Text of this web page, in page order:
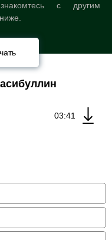
с другим
03:41